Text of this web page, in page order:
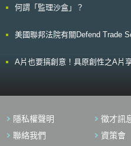
有鑑於此，為更有效益的應用巨量資
已被熱烈討論。 與Data Warehouse最大不同在於Data Lake可包含
得最原始模式的資料，減少資源上處
據直到日後需要被分析之時，可協助
形式的醫療數據進行分析項目，例如
何謂「監理沙盒」？
美國聯邦法院有關Defend Trade
A片也要搞創意！具原創性之A片
隱私權聲明 徵才訊
聯絡我們
資策會